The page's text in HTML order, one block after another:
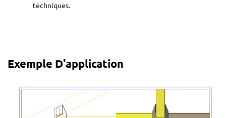
techniques.
Exemple D'application